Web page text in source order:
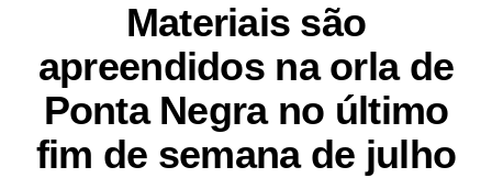
Materiais são
apreendidos na orla de
Ponta Negra no último
fim de semana de julho